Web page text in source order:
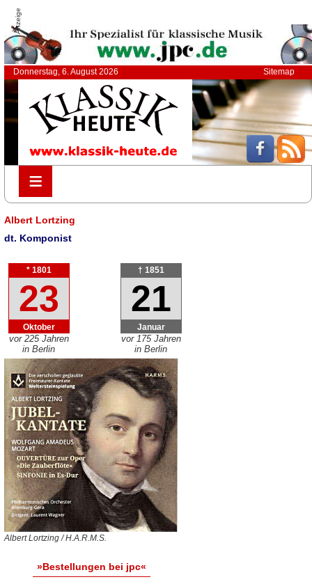
Anzeige
Donnerstag, 6. August 2026 Sitemap
≡
≡
Albert Lortzing
dt. Komponist
* 1801
23
Oktober
vor 225 Jahren
in Berlin
† 1851
21
Januar
vor 175 Jahren
in Berlin
Albert Lortzing / H.A.R.M.S.
»Bestellungen bei jpc«